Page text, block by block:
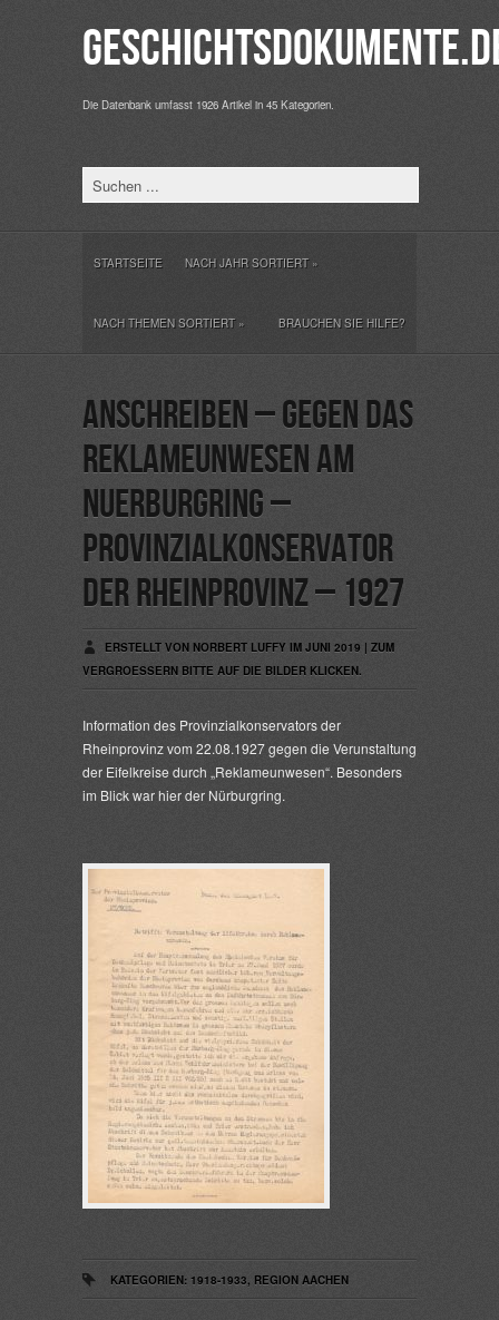
Die Datenbank umfasst 1926 Artikel in 45 Kategorien.
STARTSEITE NACH JAHR SORTIERT»
NACH THEMEN SORTIERT» BRAUCHEN SIE HILFE?
Anschreiben – Gegen das
Reklameunwesen am
Nuerburgring –
Provinzialkonservator
der Rheinprovinz – 1927
ERSTELLT VON NORBERT LUFFY IM JUNI 2019 | ZUM
VERGROESSERN BITTE AUF DIE BILDER KLICKEN.
Information des Provinzialkonservators der
Rheinprovinz vom 22.08.1927 gegen die Verunstaltung
der Eifelkreise durch „Reklameunwesen“. Besonders
im Blick war hier der Nürburgring.
KATEGORIEN: 1918-1933, REGION AACHEN